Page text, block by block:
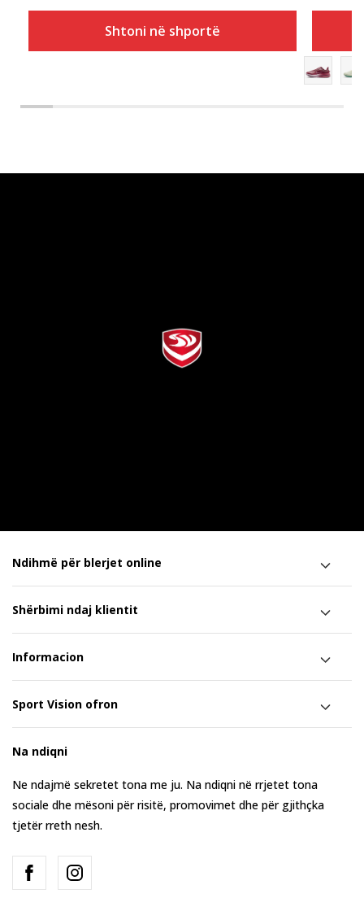
Shtoni në shportë
Ndihmë për blerjet online
Shërbimi ndaj klientit
Informacion
Sport Vision ofron
Na ndiqni
Ne ndajmë sekretet tona me ju. Na ndiqni në rrjetet tona
sociale dhe mësoni për risitë, promovimet dhe për gjithçka
tjetër rreth nesh.